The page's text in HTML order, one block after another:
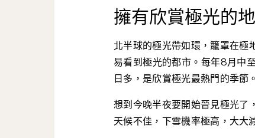
擁有欣賞極光的
北半球的極光帶如環，籠罩在極
易看到極光的都市。每年8月中
日多，是欣賞極光最熱門的季節。
想到今晚半夜要開始晉見極光了
天候不佳，下雪機率極高，大大